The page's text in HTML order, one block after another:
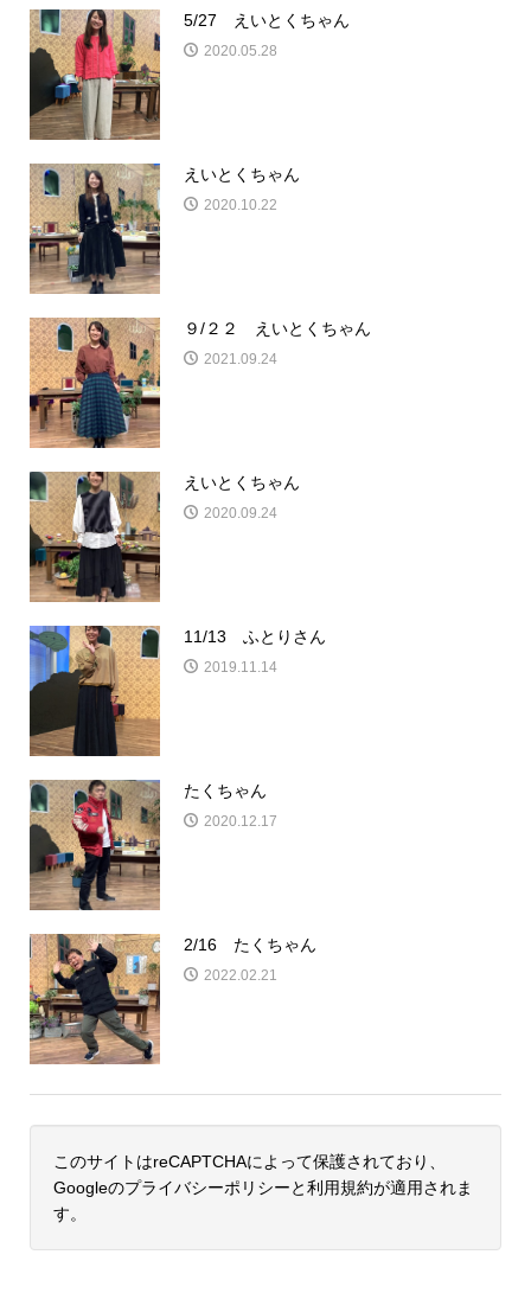
5/27 えいとくちゃん
2020.05.28
えいとくちゃん
2020.10.22
９/２２ えいとくちゃん
2021.09.24
えいとくちゃん
2020.09.24
11/13 ふとりさん
2019.11.14
たくちゃん
2020.12.17
2/16 たくちゃん
2022.02.21
このサイトはreCAPTCHAによって保護されており、
Googleのプライバシーポリシーと利用規約が適用されま
す。